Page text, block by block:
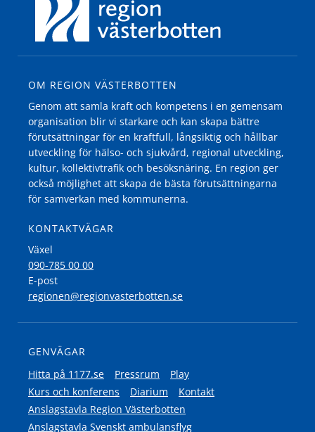
OM REGION VÄSTERBOTTEN
Genom att samla kraft och kompetens i en gemensam
organisation blir vi starkare och kan skapa bättre
förutsättningar för en kraftfull, långsiktig och hållbar
utveckling för hälso- och sjukvård, regional utveckling,
kultur, kollektivtrafik och besöksnäring. En region ger
också möjlighet att skapa de bästa förutsättningarna
för samverkan med kommunerna.
KONTAKTVÄGAR
Växel
090-785 00 00
E-post
regionen@regionvasterbotten.se
GENVÄGAR
Hitta på 1177.se
Pressrum
Play
Kurs och konferens
Diarium
Kontakt
Anslagstavla Region Västerbotten
Anslagstavla Svenskt ambulansflyg